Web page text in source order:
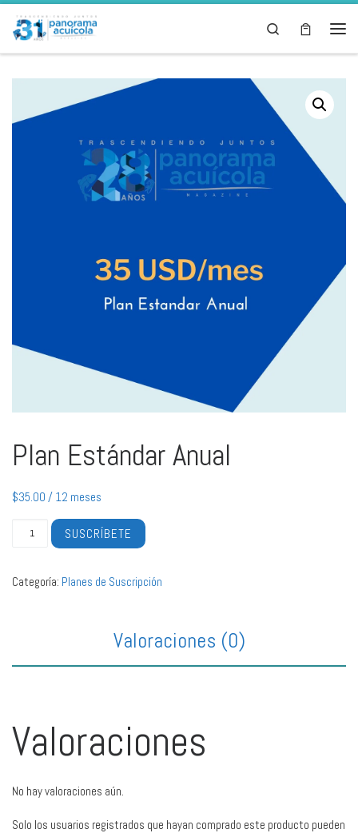
Skip to content
Search
Plan Estándar Anual
$35.00 / 12 meses
Plan Estándar Anual cantidad
SUSCRÍBETE
Categoría: Planes de Suscripción
Valoraciones (0)
Valoraciones
No hay valoraciones aún.
Solo los usuarios registrados que hayan comprado este producto pueden